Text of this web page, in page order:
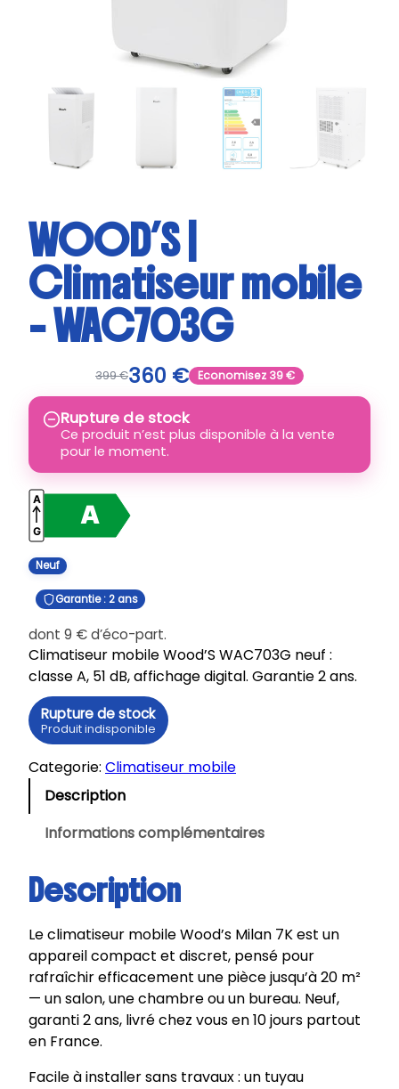
WOOD’S |
Climatiseur mobile
– WAC703G
399€360 € Economisez 39€
Rupture de stock
Ce produit n’est plus disponible à la vente
pour le moment.
Neuf
Garantie : 2 ans
dont 9 €d’éco-part.
Climatiseur mobile Wood’S WAC703G neuf :
classe A, 51 dB, affichage digital. Garantie 2 ans.
Rupture de stock
Produit indisponible
Categorie: Climatiseur mobile
Description
Informations complémentaires
Description
Le climatiseur mobile Wood’s Milan 7K est un
appareil compact et discret, pensé pour
rafraîchir efficacement une pièce jusqu’à 20 m²
— un salon, une chambre ou un bureau. Neuf,
garanti 2 ans, livré chez vous en 10 jours partout
en France.
Facile à installer sans travaux : un tuyau